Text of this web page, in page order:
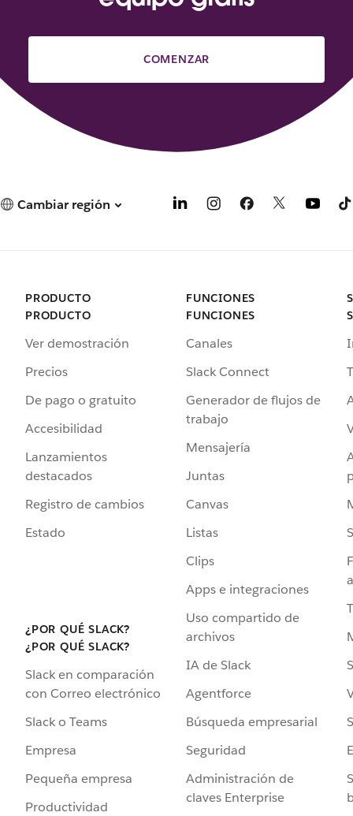
COMENZAR
Cambiar región
PRODUCTO
PRODUCTO
Ver demostración
Precios
De pago o gratuito
Accesibilidad
Lanzamientos
destacados
Registro de cambios
Estado
¿POR QUÉ SLACK?
¿POR QUÉ SLACK?
Slack en comparación
con Correo electrónico
Slack o Teams
Empresa
Pequeña empresa
Productividad
FUNCIONES
FUNCIONES
Canales
Slack Connect
Generador de flujos de
trabajo
Mensajería
Juntas
Canvas
Listas
Clips
Apps e integraciones
Uso compartido de
archivos
IA de Slack
Agentforce
Búsqueda empresarial
Seguridad
Administración de
claves Enterprise